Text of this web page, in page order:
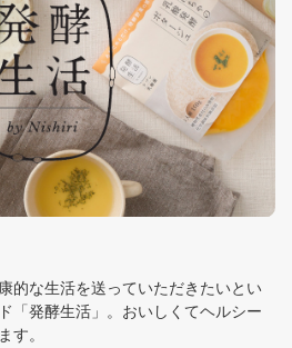
的な生活を送っていただきたいとい
「発酵生活」。おいしくてヘルシー
す。